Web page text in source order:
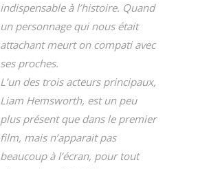
indispensable à l’histoire. Quand
un personnage qui nous était
attachant meurt on compati avec
ses proches.
L’un des trois acteurs principaux,
Liam Hemsworth, est un peu
plus présent que dans le premier
film, mais n’apparait pas
beaucoup à l’écran, pour tout